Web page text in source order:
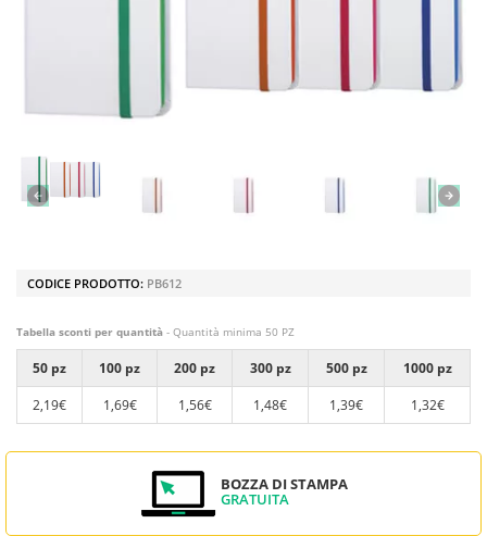
CODICE PRODOTTO: PB612
Tabella sconti per quantità - Quantità minima 50 PZ
50 pz 100 pz 200 pz 300 pz 500 pz
1000 pz
2,19€
1,69€ 1,56€ 1,48€ 1,39€ 1,32€
BOZZA DI STAMPA
GRATUITA